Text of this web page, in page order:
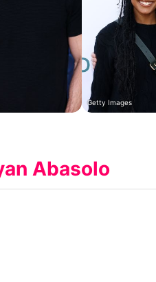
Getty Images
Abasolo